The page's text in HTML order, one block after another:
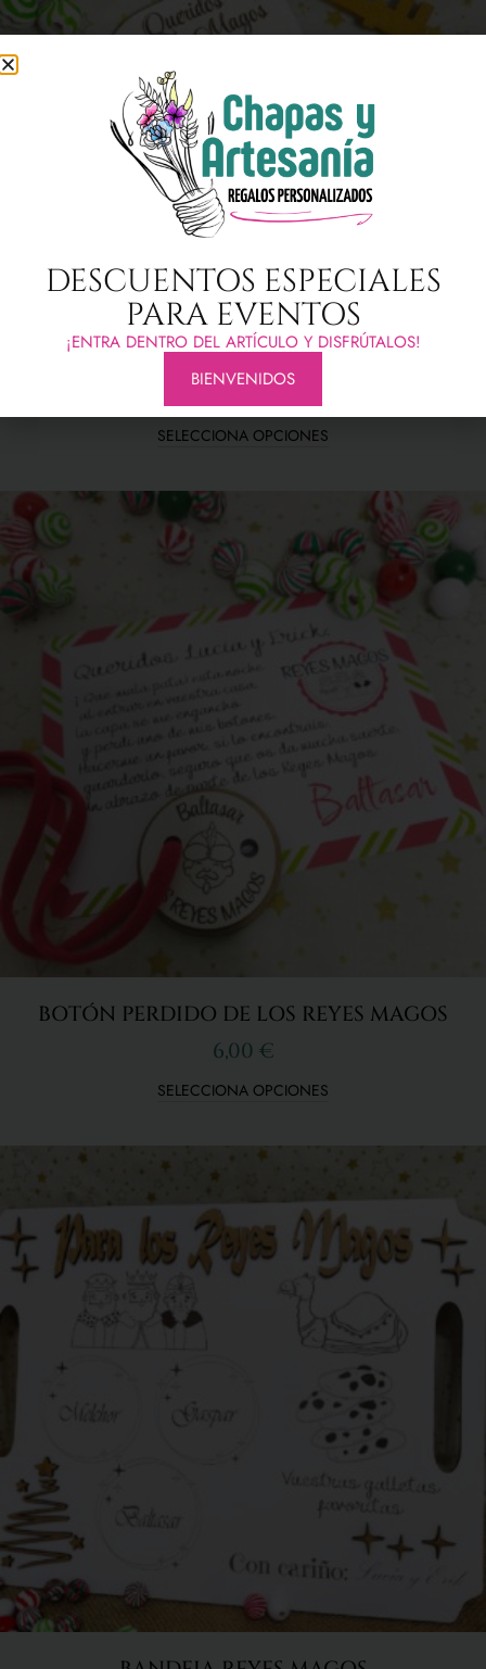
CUELGA PUERTA CON LLAVE MÁGICA DE LOS
REYES MAGOS
SELECCIONA OPCIONES
BOTÓN PERDIDO DE LOS REYES MAGOS
6,00 €
SELECCIONA OPCIONES
DESCUENTOS ESPECIALES
PARA EVENTOS
¡ENTRA DENTRO DEL ARTÍCULO Y DISFRÚTALOS!
BIENVENIDOS